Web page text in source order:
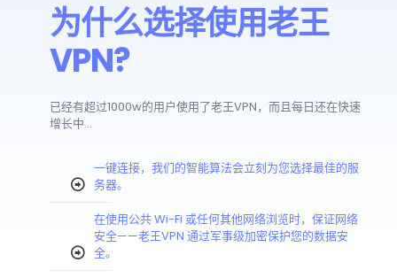
为什么选择使用老王
VPN?
已经有超过1000w的用户使用了老王VPN，而且每日还在快速
增长中...
一键连接，我们的智能算法会立刻为您选择最佳的服
务器。
在使用公共 Wi-Fi 或任何其他网络浏览时，保证网络
安全——老王VPN 通过军事级加密保护您的数据安
全。